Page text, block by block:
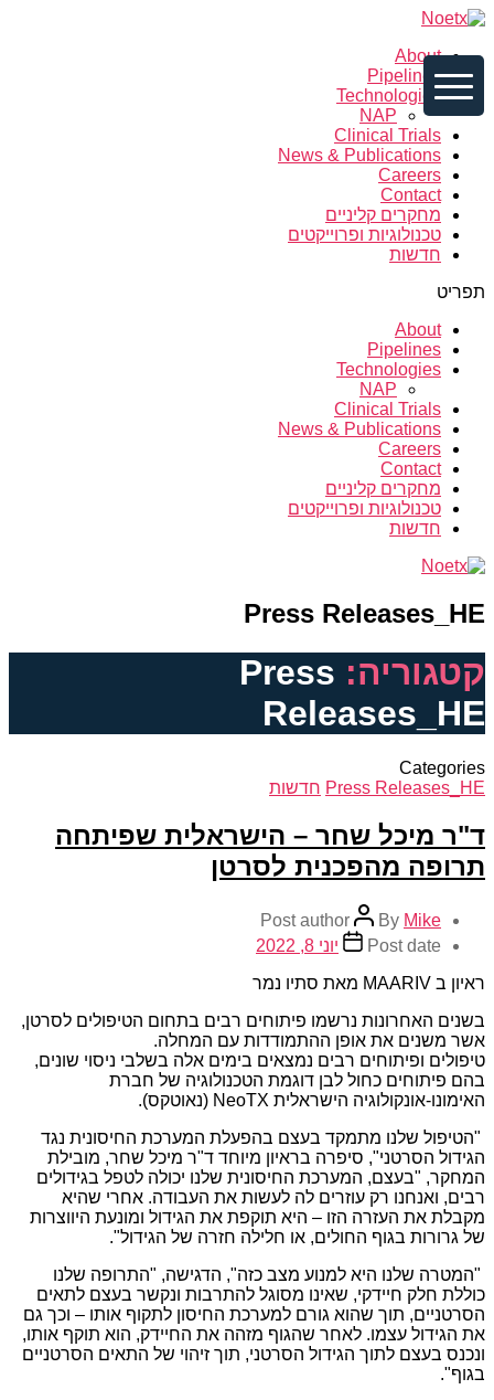
About
Pipelines
Technologies
NAP
Clinical Trials
News & Publications
Careers
Contact
מחקרים קליניים
טכנולוגיות ופרוייקטים
חדשות
תפריט
About
Pipelines
Technologies
NAP
Clinical Trials
News & Publications
Careers
Contact
מחקרים קליניים
טכנולוגיות ופרוייקטים
חדשות
Press Releases_HE
קטגוריה: Press
Releases_HE
Categories
Press Releases_HE חדשות
ד"ר מיכל שחר – הישראלית שפיתחה
תרופה מהפכנית לסרטן
Post author By Mike
Post date
יוני 8, 2022
ראיון ב MAARIV מאת סתיו נמר
בשנים האחרונות נרשמו פיתוחים רבים בתחום הטיפולים לסרטן,
אשר משנים את אופן ההתמודדות עם המחלה.
טיפולים ופיתוחים רבים נמצאים בימים אלה בשלבי ניסוי שונים,
בהם פיתוחים כחול לבן דוגמת הטכנולוגיה של חברת
האימונו-אונקולוגיה הישראלית NeoTX (נאוטקס).
"הטיפול שלנו מתמקד בעצם בהפעלת המערכת החיסונית נגד
הגידול הסרטני", סיפרה בראיון מיוחד ד"ר מיכל שחר, מובילת
המחקר, "בעצם, המערכת החיסונית שלנו יכולה לטפל בגידולים
רבים, ואנחנו רק עוזרים לה לעשות את העבודה. אחרי שהיא
מקבלת את העזרה הזו – היא תוקפת את הגידול ומונעת היווצרות
של גרורות בגוף החולים, או חלילה חזרה של הגידול".
"המטרה שלנו היא למנוע מצב כזה", הדגישה, "התרופה שלנו
כוללת חלק חיידקי, שאינו מסוגל להתרבות ונקשר בעצם לתאים
הסרטניים, תוך שהוא גורם למערכת החיסון לתקוף אותו – וכך גם
את הגידול עצמו. לאחר שהגוף מזהה את החיידק, הוא תוקף אותו,
ונכנס בעצם לתוך הגידול הסרטני, תוך זיהוי של התאים הסרטניים
בגוף".
About
News